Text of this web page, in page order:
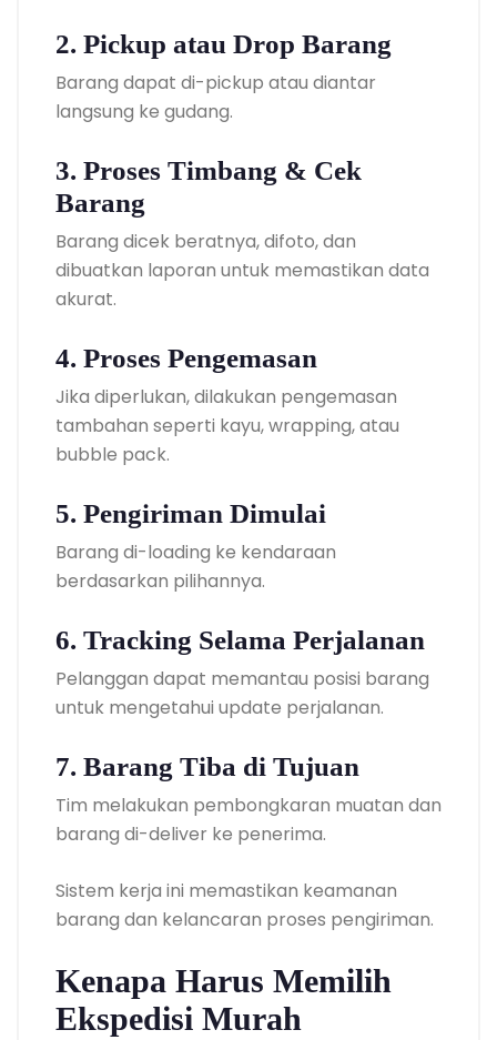
2. Pickup atau Drop Barang
Barang dapat di-pickup atau diantar
langsung ke gudang.
3. Proses Timbang & Cek
Barang
Barang dicek beratnya, difoto, dan
dibuatkan laporan untuk memastikan data
akurat.
4. Proses Pengemasan
Jika diperlukan, dilakukan pengemasan
tambahan seperti kayu, wrapping, atau
bubble pack.
5. Pengiriman Dimulai
Barang di-loading ke kendaraan
berdasarkan pilihannya.
6. Tracking Selama Perjalanan
Pelanggan dapat memantau posisi barang
untuk mengetahui update perjalanan.
7. Barang Tiba di Tujuan
Tim melakukan pembongkaran muatan dan
barang di-deliver ke penerima.
Sistem kerja ini memastikan keamanan
barang dan kelancaran proses pengiriman.
Kenapa Harus Memilih
Ekspedisi Murah